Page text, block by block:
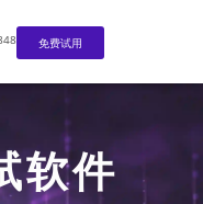
免费试用
软件